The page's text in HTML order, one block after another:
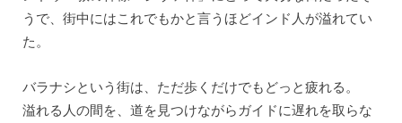
うで、街中にはこれでもかと言うほどインド人が溢れてい
た。
バラナシという街は、ただ歩くだけでもどっと疲れる。
溢れる人の間を、道を見つけながらガイドに遅れを取らな